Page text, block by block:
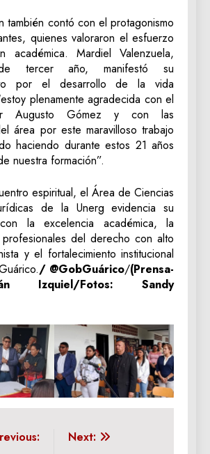
también contó con el protagonismo
quienes valoraron el esfuerzo
académica. Mardiel Valenzuela,
tercer año, manifestó su
por el desarrollo de la vida
plenamente agradecida con el
Augusto Gómez y con las
área por este maravilloso trabajo
haciendo durante estos 21 años
nuestra formación”.
espiritual, el Área de Ciencias
de la Unerg evidencia su
la excelencia académica, la
del derecho con alto
y el fortalecimiento institucional
/ @GobGuárico/(Prensa-
Izquiel/Fotos: Sandy
Next: